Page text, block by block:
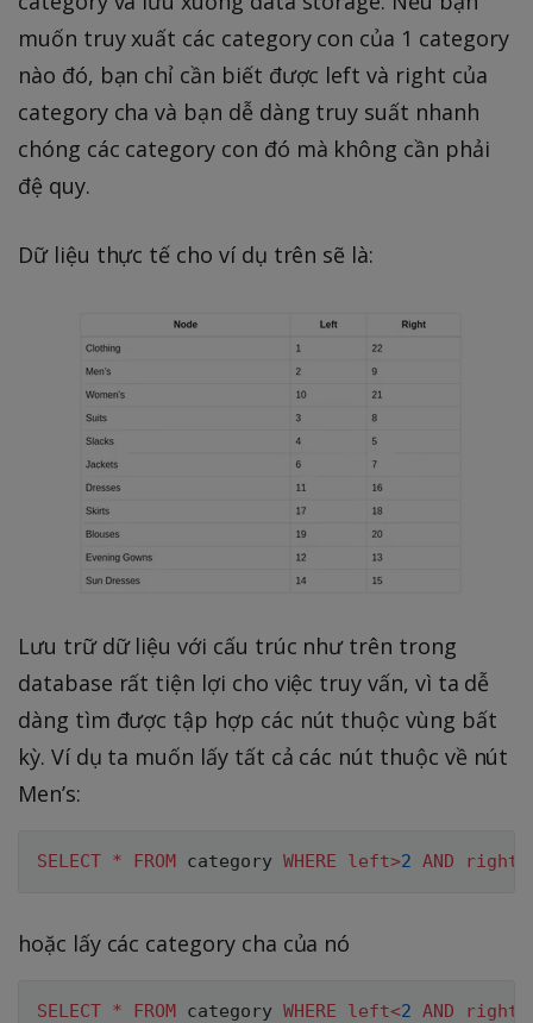
muốn truy xuất các category con của 1 category
nào đó, bạn chỉ cần biết được left và right của
category cha và bạn dễ dàng truy suất nhanh
chóng các category con đó mà không cần phải
đệ quy.
Dữ liệu thực tế cho ví dụ trên sẽ là:
Lưu trữ dữ liệu với cấu trúc như trên trong
database rất tiện lợi cho việc truy vấn, vì ta dễ
dàng tìm được tập hợp các nút thuộc vùng bất
kỳ. Ví dụ ta muốn lấy tất cả các nút thuộc về nút
Men’s:
SELECT * FROM category WHERE left>2 AND right
hoặc lấy các category cha của nó
SELECT * FROM category WHERE left<2 AND right